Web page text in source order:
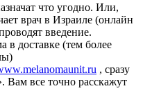
что угодно. Или,
врач в Израиле (онлайн
введение.
доставке (тем более
, сразу
Вам все точно расскажут